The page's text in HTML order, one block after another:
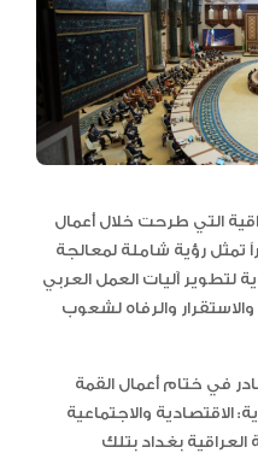
التي طرحت خلال أعمال
بغداد مؤخراً تمثل رؤية شاملة لمعالجة
لتطوير آليات العمل العربي
والرفاه لشعوب
في ختام أعمال القمة
الاقتصادية والاجتماعية
بغداد بتلك